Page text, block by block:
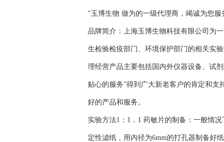
"玉博生物 做为的一级代理商，竭诚为您服
品牌简介：上海玉博生物科技有限公司为
生检验检疫部门、环境保护部门的相关实
理经营产品主要包括国内外仪器设备、试
贴心的服务”得到广大新老客户的肯定和
好的产品和服务。
实验方法1：1．1 药敏片的制备：一般情
定性滤纸，用内径为6mm的打孔器制备好